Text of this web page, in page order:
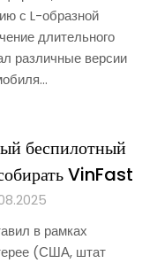
с L-образной
длительного
различные версии
беспилотный
VinFast
в рамках
(США, штат